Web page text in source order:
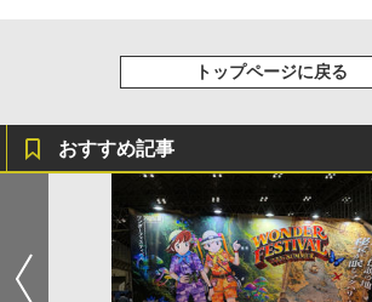
トップページに戻る
おすすめ記事